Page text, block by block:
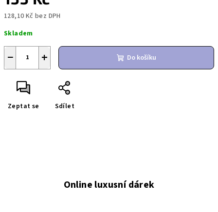
128,10 Kč bez DPH
cena:
Skladem
+
− Do košíku
Zeptat se Sdílet
Online luxusní dárek